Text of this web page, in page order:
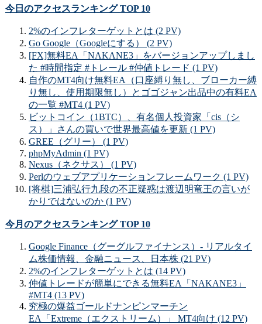
今日のアクセスランキング TOP 10
2%のインフレターゲットとは (2 PV)
Go Google（Googleにする） (2 PV)
[FX]無料EA「NAKANE3」をバージョンアップしまし
た #時間指定 #トレール #仲値トレード (1 PV)
自作のMT4向け無料EA（口座縛り無し、ブローカー縛
り無し、使用期限無し）とゴゴジャン出品中の有料EA
の一覧 #MT4 (1 PV)
ビットコイン（1BTC）、有名個人投資家「cis（シ
ス）」さんの買いで世界最高値を更新 (1 PV)
GREE（グリー） (1 PV)
phpMyAdmin (1 PV)
Nexus（ネクサス） (1 PV)
Perlのウェブアプリケーションフレームワーク (1 PV)
[将棋]三浦弘行九段の不正疑惑は渡辺明竜王の言いが
かりではないのか (1 PV)
今月のアクセスランキング TOP 10
Google Finance（グーグルファイナンス）- リアルタイ
ム株価情報、金融ニュース、日本株 (21 PV)
2%のインフレターゲットとは (14 PV)
仲値トレードが簡単にできる無料EA「NAKANE3」
#MT4 (13 PV)
究極の爆益ゴールドナンピンマーチン
EA「Extreme（エクストリーム）」 MT4向け (12 PV)